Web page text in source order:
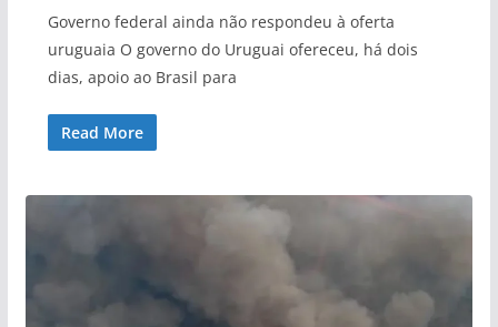
Governo federal ainda não respondeu à oferta
uruguaia O governo do Uruguai ofereceu, há dois
dias, apoio ao Brasil para
Read More